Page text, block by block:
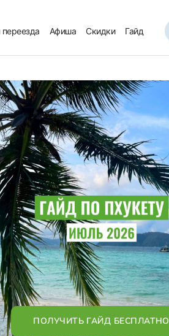
Афиша Скидки Гайд
ПОЛУЧИТЬ ГАЙД БЕСПЛАТНО